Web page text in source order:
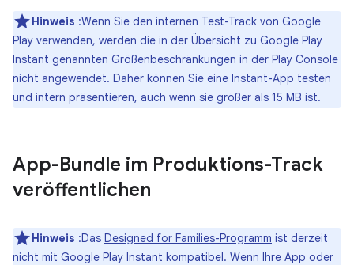
Hinweis :Wenn Sie den internen Test-Track von Google
Play verwenden, werden die in der Übersicht zu Google Play
Instant genannten Größenbeschränkungen in der Play Console
nicht angewendet. Daher können Sie eine Instant-App testen
und intern präsentieren, auch wenn sie größer als 15 MB ist.
App-Bundle im Produktions-Track
veröffentlichen
Hinweis :Das Designed for Families-Programm ist derzeit
nicht mit Google Play Instant kompatibel. Wenn Ihre App oder